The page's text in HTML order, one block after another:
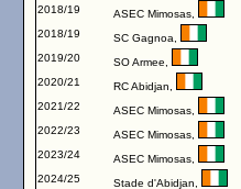
2018/19
ASEC Mimosas
2018/19
SC Gagnoa
2019/20
SO Armee
2020/21
RC Abidjan
2021/22
ASEC Mimosas
2022/23
ASEC Mimosas
2023/24
ASEC Mimosas
2024/25
Stade d'Abidjan